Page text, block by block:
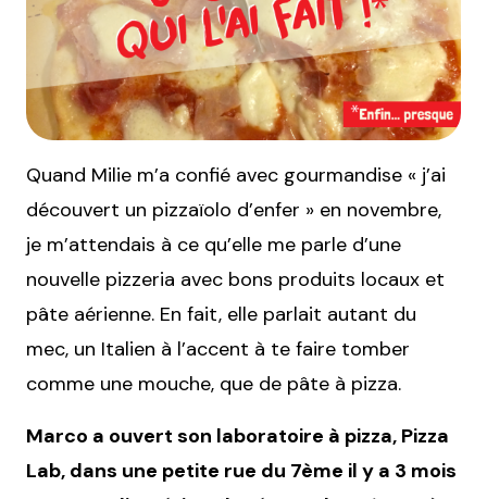
Quand Milie m’a confié avec gourmandise « j’ai
découvert un pizzaïolo d’enfer » en novembre,
je m’attendais à ce qu’elle me parle d’une
nouvelle pizzeria avec bons produits locaux et
pâte aérienne. En fait, elle parlait autant du
mec, un Italien à l’accent à te faire tomber
comme une mouche, que de pâte à pizza.
Marco a ouvert son laboratoire à pizza, Pizza
Lab, dans une petite rue du 7ème il y a 3 mois